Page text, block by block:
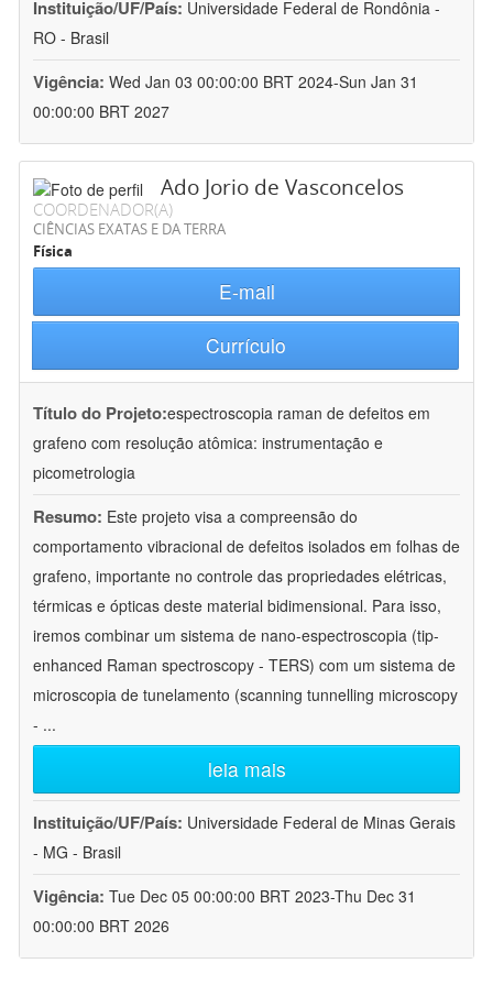
Instituição/UF/País: Universidade Federal de Rondônia -
RO - Brasil
Vigência: Wed Jan 03 00:00:00 BRT 2024-Sun Jan 31
00:00:00 BRT 2027
Ado Jorio de Vasconcelos
COORDENADOR(A)
CIÊNCIAS EXATAS E DA TERRA
Física
E-mail
Currículo
Título do Projeto:espectroscopia raman de defeitos em
grafeno com resolução atômica: instrumentação e
picometrologia
Resumo: Este projeto visa a compreensão do
comportamento vibracional de defeitos isolados em folhas de
grafeno, importante no controle das propriedades elétricas,
térmicas e ópticas deste material bidimensional. Para isso,
iremos combinar um sistema de nano-espectroscopia (tip-
enhanced Raman spectroscopy - TERS) com um sistema de
microscopia de tunelamento (scanning tunnelling microscopy
- ...
leia mais
Instituição/UF/País: Universidade Federal de Minas Gerais
- MG - Brasil
Vigência: Tue Dec 05 00:00:00 BRT 2023-Thu Dec 31
00:00:00 BRT 2026